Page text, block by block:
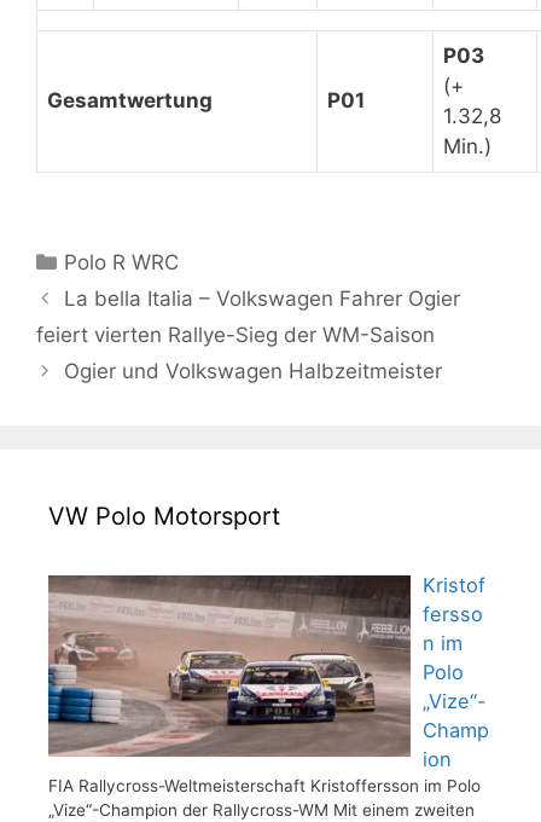
Gesamtwertung P01
P03
(+
1.32,8
Min.)
Kategorien
Polo R WRC
La bella Italia – Volkswagen Fahrer Ogier
feiert vierten Rallye-Sieg der WM-Saison
Ogier und Volkswagen Halbzeitmeister
VW Polo Motorsport
Kristof
fersso
n im
Polo
„Vize“-
Champ
ion
FIA Rallycross-Weltmeisterschaft Kristoffersson im Polo
„Vize“-Champion der Rallycross-WM Mit einem zweiten